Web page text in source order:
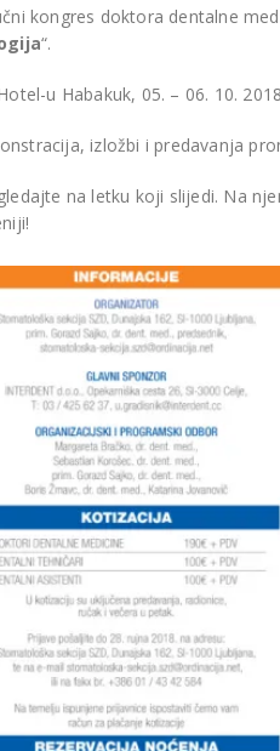
kongres doktora dentalne
“.
u Habakuk, 05. – 06. 10.
izložbi i predavanja
na letku koji slijedi. Na
2D za stomatološku
Dr. Munira